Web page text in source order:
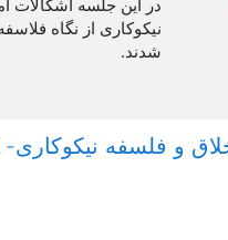
در این جلسه اشکالات
نیکوکاری از نگاه
شدند.
و فلسفه نیکوکاری-